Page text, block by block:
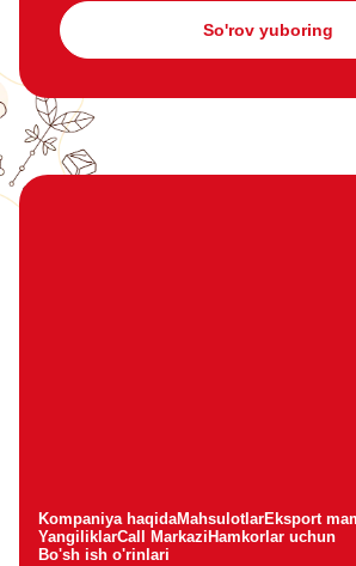
So'rov yuboring
Kompaniya haqidaMahsulotlarEksport
YangiliklarCall Markazi Hamkorlar uchun
Bo'sh ish o'rinlari